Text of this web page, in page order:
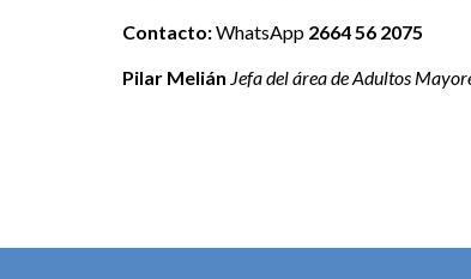
Contacto:WhatsApp 2664 56 2075
Pilar Melián Jefa del área de Adultos